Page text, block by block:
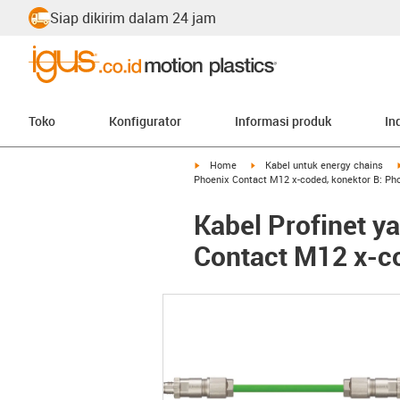
Siap dikirim dalam 24 jam
Toko Konfigurator Informasi produk
igus-icon-arrow-right
Home igus-icon-arrow-right
Kabel untuk energy chains
Phoenix Contact M12 x-coded, konektor B:
Kabel Profinet
Contact M12 x-